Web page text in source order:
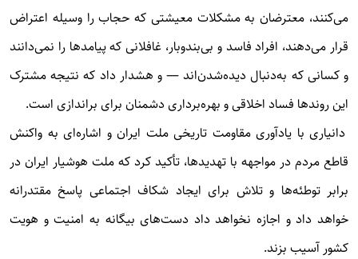
می‌کنند، معترضان به مشکلات معیشتی که حجاب را وسیله اعتراض
قرار می‌دهند، افراد فاسد و بی‌بندوبار، غافلانی که پیامدها را نمی‌دانند
و کسانی که به‌دنبال دیده‌شدن‌اند — و هشدار داد که نتیجه مشترک
این روندها فساد اخلاقی و بهره‌برداری دشمنان برای براندازی است.
دانیاری با یادآوری مقاومت تاریخی ملت ایران و اشاره‌ای به واکنش
قاطع مردم در مواجهه با تهدیدها، تأکید کرد که ملت هوشیار ایران در
برابر توطئه‌ها و تلاش برای ایجاد شکاف اجتماعی پاسخ مقتدرانه
خواهد داد و اجازه نخواهد داد دست‌های بیگانه به امنیت و هویت
کشور آسیب بزند.